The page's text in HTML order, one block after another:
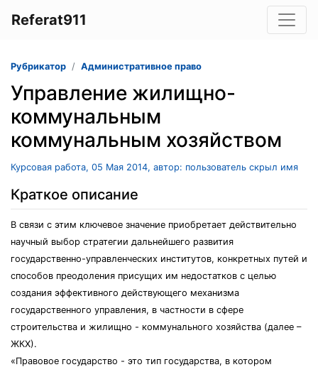
Referat911
Рубрикатор Административное право
Управление жилищно-
коммунальным
коммунальным хозяйством
Курсовая работа, 05 Мая 2014, автор: пользователь скрыл имя
Краткое описание
В связи с этим ключевое значение приобретает действительно
научный выбор стратегии дальнейшего развития
государственно-управленческих институтов, конкретных путей и
способов преодоления присущих им недостатков с целью
создания эффективного действующего механизма
государственного управления, в частности в сфере
строительства и жилищно - коммунального хозяйства (далее –
ЖКХ).
«Правовое государство - это тип государства, в котором